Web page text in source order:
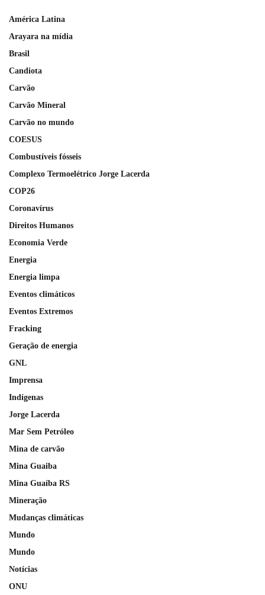
América Latina
Arayara na mídia
Brasil
Candiota
Carvão
Carvão Mineral
Carvão no mundo
COESUS
Combustíveis fósseis
Complexo Termoelétrico Jorge Lacerda
COP26
Coronavírus
Direitos Humanos
Economia Verde
Energia
Energia limpa
Eventos climáticos
Eventos Extremos
Fracking
Geração de energia
GNL
Imprensa
Indígenas
Jorge Lacerda
Mar Sem Petróleo
Mina de carvão
Mina Guaiba
Mina Guaíba RS
Mineração
Mudanças climáticas
Mundo
Mundo
Notícias
ONU